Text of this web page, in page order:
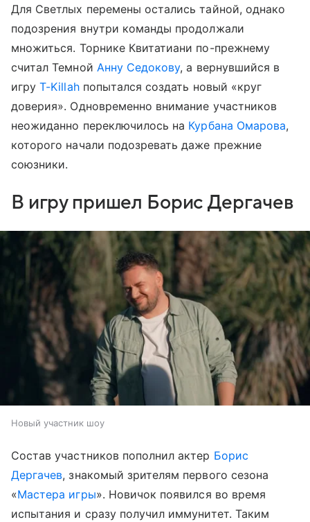
Для Светлых перемены остались тайной, однако
подозрения внутри команды продолжали
множиться. Торнике Квитатиани по-прежнему
считал Темной Анну Седокову, а вернувшийся в
игруT-Killahпопытался создать новый «круг
доверия». Одновременно внимание участников
неожиданно переключилось на Курбана Омарова,
которого начали подозревать даже прежние
союзники.
В игру пришел Борис Дергачев
Новый участник шоу
Состав участников пополнил актер Борис
Дергачев, знакомый зрителям первого сезона
«Мастера игры». Новичок появился во время
испытания и сразу получил иммунитет. Таким